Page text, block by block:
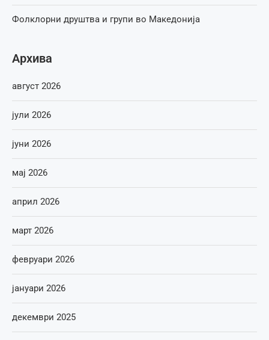
Фолклорни друштва и групи во Македонија
Архива
август 2026
јули 2026
јуни 2026
мај 2026
април 2026
март 2026
февруари 2026
јануари 2026
декември 2025